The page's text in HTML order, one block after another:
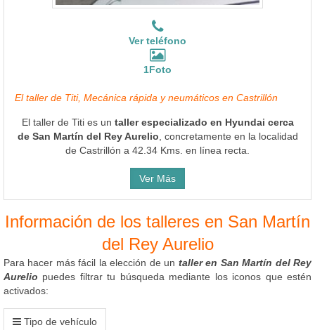
Ver teléfono
1Foto
El taller de Titi, Mecánica rápida y neumáticos en Castrillón
El taller de Titi es un taller especializado en Hyundai cerca
de San Martín del Rey Aurelio , concretamente en la localidad
de Castrillón a 42.34 Kms. en línea recta.
Ver Más
Información de los talleres en San Martín
del Rey Aurelio
Para hacer más fácil la elección de un taller en San Martín del Rey
Aurelio puedes filtrar tu búsqueda mediante los iconos que estén
activados:
Tipo de vehículo